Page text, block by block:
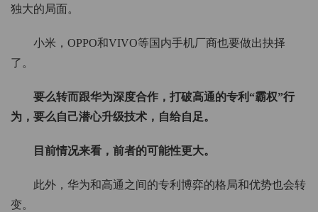
独大的局面。
小米，OPPO和VIVO等国内手机厂商也要做出抉择
了。
要么转而跟华为深度合作，打破高通的专利“霸权”行
为，要么自己潜心升级技术，自给自足。
目前情况来看，前者的可能性更大。
此外，华为和高通之间的专利博弈的格局和优势也会转
变。